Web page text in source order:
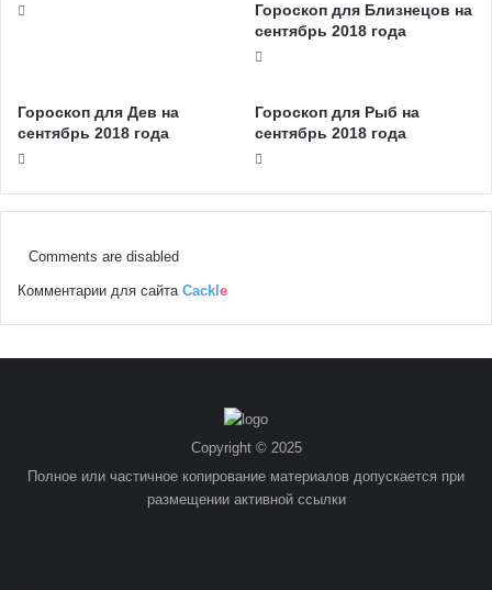
Гороскоп для Близнецов на
сентябрь 2018 года
Гороскоп для Дев на
сентябрь 2018 года
Гороскоп для Рыб на
сентябрь 2018 года
Comments are disabled
Комментарии для сайта Cackl e
Copyright © 2025
Полное или частичное копирование материалов допускается при
размещении активной ссылки